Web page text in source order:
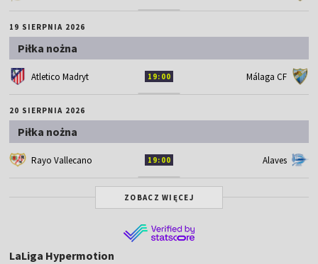
19 SIERPNIA 2026
Piłka nożna
Atletico Madryt 19:00 Málaga CF
20 SIERPNIA 2026
Piłka nożna
Rayo Vallecano 19:00 Alaves
ZOBACZ WIĘCEJ
LaLiga Hypermotion